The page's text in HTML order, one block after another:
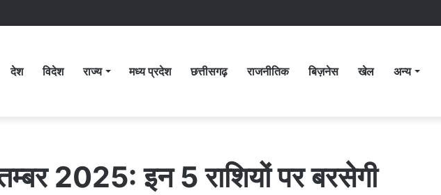
देश विदेश राज्य मध्य प्रदेश छत्तीसगढ़ राजनीतिक बिज़नेस खेल अन्य
2025: इन 5 राशियों पर बरसेगी